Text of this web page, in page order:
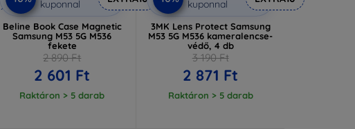
kuponnal
Beline Book Case Magnetic
Samsung M53 5G M536
fekete
2 890 Ft
2 601 Ft
Raktáron > 5 darab
kuponnal
3MK Lens Protect Samsung
M53 5G M536 kameralencse-
védő, 4 db
3 190 Ft
2 871 Ft
Raktáron > 5 darab